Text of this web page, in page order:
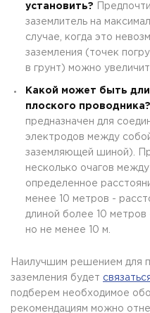
установить?
заземлитель на
случае, когда это
заземления (точек
в грунт) можно
Какой может быть
плоского проводника?
предназначен для
электродов между
заземляющей шиной).
несколько очагов
определенное
менее 10 метров -
длиной более 10 метров
но не менее 10 м.
Наилучшим решением для
заземления будет
подберем необходимое
рекомендациям можно